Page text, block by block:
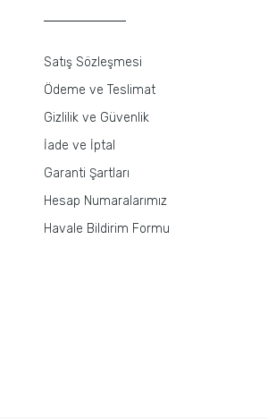
Satış Sözleşmesi
Ödeme ve Teslimat
Gizlilik ve Güvenlik
İade ve İptal
Garanti Şartları
Hesap Numaralarımız
Havale Bildirim Formu